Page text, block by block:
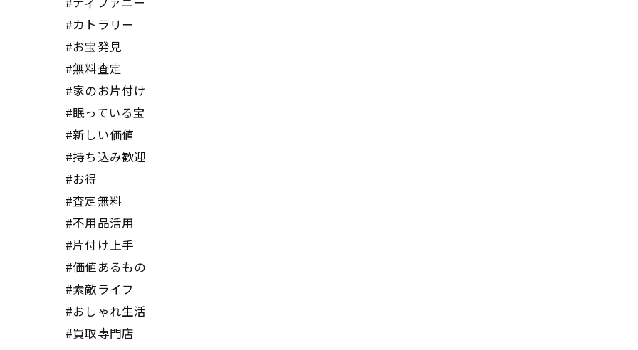
#カトラリー
#お宝発見
#無料査定
#家のお片付け
#眠っている宝
#新しい価値
#持ち込み歓迎
#お得
#査定無料
#不用品活用
#片付け上手
#価値あるもの
#素敵ライフ
#おしゃれ生活
#買取専門店